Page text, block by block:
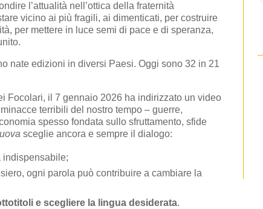
l’attualità nell’ottica della fraternità
vicino ai più fragili, ai dimenticati, per costruire
per mettere in luce semi di pace e di speranza,
nate edizioni in diversi Paesi. Oggi sono 32 in 21
Focolari, il 7 gennaio 2026 ha indirizzato un video
terribili del nostro tempo – guerre,
spesso fondata sullo sfruttamento, sfide
sceglie ancora e sempre il dialogo:
indispensabile;
ogni parola può contribuire a cambiare la
e scegliere la lingua desiderata.